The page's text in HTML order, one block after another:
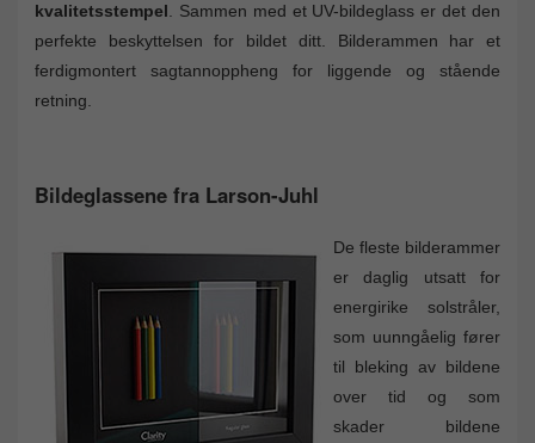
kvalitetsstempel. Sammen med et UV-bildeglass er det den
perfekte beskyttelsen for bildet ditt. Bilderammen har et
ferdigmontert sagtannoppheng for liggende og stående
retning.
Bildeglassene fra Larson-Juhl
De fleste bilderammer
er daglig utsatt for
energirike solstråler,
som uunngåelig fører
til bleking av bildene
over tid og som
skader bildene